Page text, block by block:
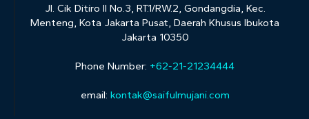
Jl. Cik Ditiro II No.3, RT.1/RW.2, Gondangdia, Kec.
Menteng, Kota Jakarta Pusat, Daerah Khusus Ibukota
Jakarta 10350
Phone Number: +62-21-21234444
email: kontak@saifulmujani.com